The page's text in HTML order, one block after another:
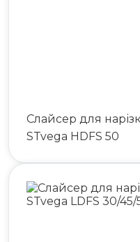
Слайсер для
STvega HDFS 50